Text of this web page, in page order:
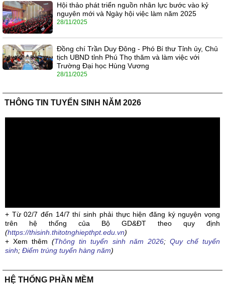
Hội thảo phát triển nguồn nhân lực bước vào kỷ
nguyên mới và Ngày hội việc làm năm 2025
28/11/2025
Đồng chí Trần Duy Đông - Phó Bí thư Tỉnh ủy, Chủ
tịch UBND tỉnh Phú Thọ thăm và làm việc với
Trường Đại học Hùng Vương
28/11/2025
THÔNG TIN TUYỂN SINH NĂM 2026
+ Từ 02/7 đến 14/7 thí sinh phải thực hiện đăng ký nguyện vọng
trên hệ thống của Bộ GD&ĐT theo quy định
(https://thisinh.thitotnghiepthpt.edu.vn)
+ Xem thêm(Thông tin tuyển sinh năm 2026; Quy chế tuyển
sinh; Điểm trúng tuyển hàng năm)
HỆ THỐNG PHẦN MỀM